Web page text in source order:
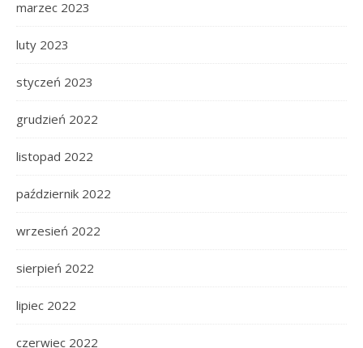
marzec 2023
luty 2023
styczeń 2023
grudzień 2022
listopad 2022
październik 2022
wrzesień 2022
sierpień 2022
lipiec 2022
czerwiec 2022